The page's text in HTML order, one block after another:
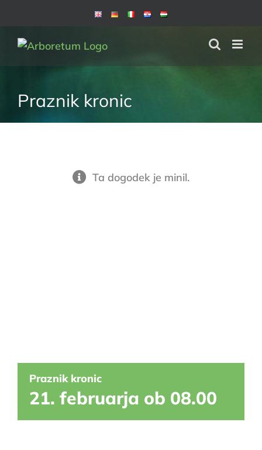
content
Praznik kronic
Ta dogodek je minil.
Praznik kronic
21. februarja ob 08.00